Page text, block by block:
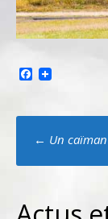
Facebook
Poste
← Un